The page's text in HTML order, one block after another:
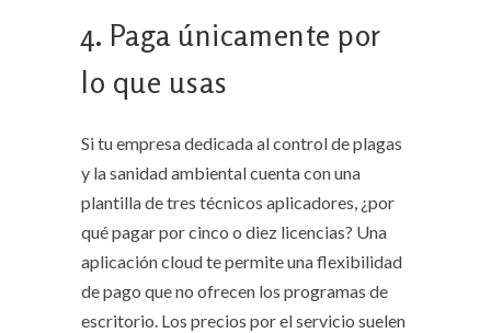
4. Paga únicamente por
lo que usas
Si tu empresa dedicada al control de plagas
y la sanidad ambiental cuenta con una
plantilla de tres técnicos aplicadores, ¿por
qué pagar por cinco o diez licencias? Una
aplicación cloud te permite una flexibilidad
de pago que no ofrecen los programas de
escritorio. Los precios por el servicio suelen